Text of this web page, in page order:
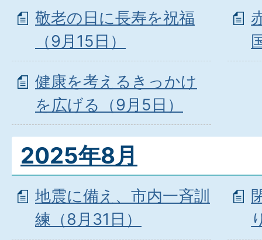
敬老の日に長寿を祝福
（9月15日）
健康を考えるきっかけ
を広げる（9月5日）
2025年8月
地震に備え、市内一斉訓
練（8月31日）